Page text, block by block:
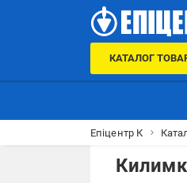
КАТАЛОГ
Епіцентр К